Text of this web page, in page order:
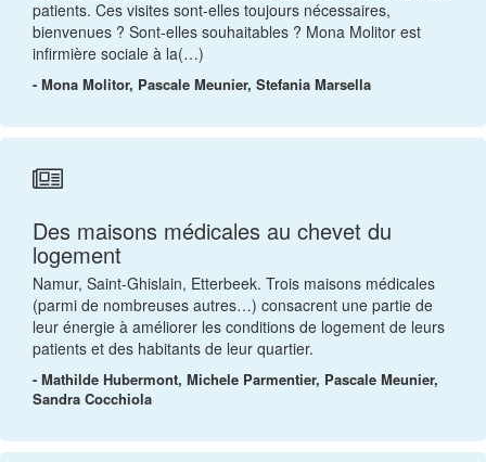
patients. Ces visites sont-elles toujours nécessaires,
bienvenues ? Sont-elles souhaitables ? Mona Molitor est
infirmière sociale à la(…)
- Mona Molitor, Pascale Meunier, Stefania Marsella
Des maisons médicales au chevet du
logement
Namur, Saint-Ghislain, Etterbeek. Trois maisons médicales
(parmi de nombreuses autres…) consacrent une partie de
leur énergie à améliorer les conditions de logement de leurs
patients et des habitants de leur quartier.
- Mathilde Hubermont, Michele Parmentier, Pascale Meunier,
Sandra Cocchiola